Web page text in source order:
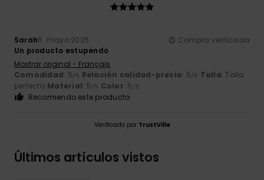
Sarah6. mayo 2026
Compra verificada
Un producto estupendo
Mostrar original - Français
Comodidad: 5/5 Relación calidad-precio: 5/5 Talla: Talla
perfecta Material: 5/5 Color: 5 /5
Recomiendo este producto
Verificado por TrustVille
Últimos artículos vistos